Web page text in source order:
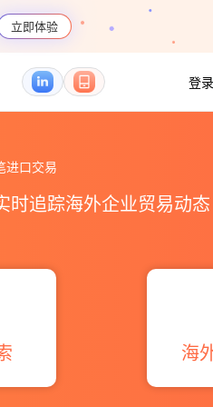
立即体验
登录
进口交易
时追踪海外企业贸易动态
海